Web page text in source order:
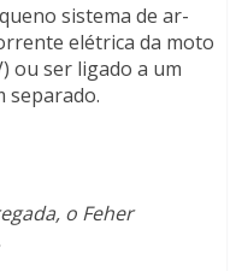
sistema de ar-
elétrica da moto
ou ser ligado a um
separado.
o Feher